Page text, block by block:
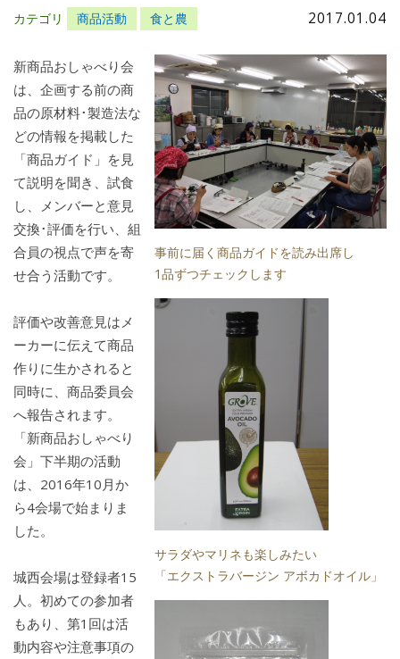
2017.01.04
カテゴリ 商品活動 食と農
事前に届く商品ガイドを読み出席し
1品ずつチェックします
サラダやマリネも楽しみたい
「エクストラバージン アボカドオイル」
新商品おしゃべり会
は、企画する前の商
品の原材料･製造法な
どの情報を掲載した
「商品ガイド」を見
て説明を聞き、試食
し、メンバーと意見
交換･評価を行い、組
合員の視点で声を寄
せ合う活動です。
評価や改善意見はメ
ーカーに伝えて商品
作りに生かされると
同時に、商品委員会
へ報告されます。
「新商品おしゃべり
会」下半期の活動
は、2016年10月か
ら4会場で始まりま
した。
城西会場は登録者15
人。初めての参加者
もあり、第1回は活
動内容や注意事項の